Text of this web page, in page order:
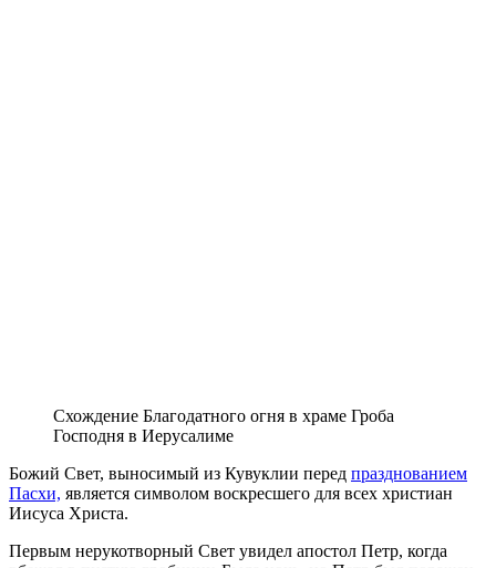
Схождение Благодатного огня в храме Гроба
Господня в Иерусалиме
Божий Свет, выносимый из Кувуклии перед празднованием
Пасхи, является символом воскресшего для всех христиан
Иисуса Христа.
Первым нерукотворный Свет увидел апостол Петр, когда